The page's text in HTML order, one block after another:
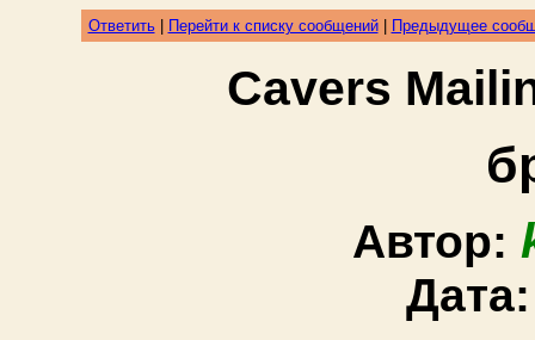
Ответить| Перейти к списку сообщений| Предыдущее
Cavers
Автор: